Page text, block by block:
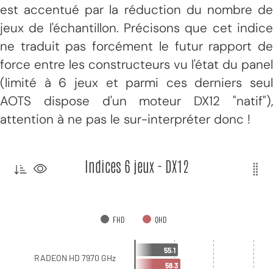
est accentué par la réduction du nombre de
jeux de l'échantillon. Précisons que cet indice
ne traduit pas forcément le futur rapport de
force entre les constructeurs vu l'état du panel
(limité à 6 jeux et parmi ces derniers seul
AOTS dispose d'un moteur DX12 "natif"),
attention à ne pas le sur-interpréter donc !